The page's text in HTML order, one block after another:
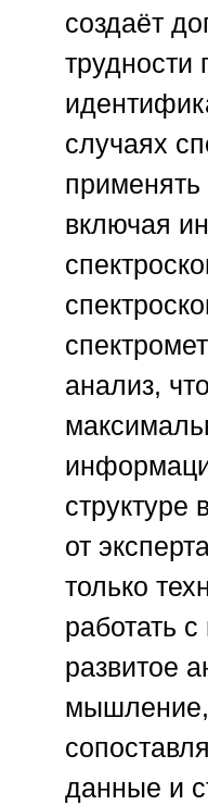
создаёт
трудности
случаях
применять
включая
анализ,
структуре
от
только
работать
развитое
данные и